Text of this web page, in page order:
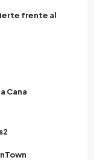
frente al
Cana